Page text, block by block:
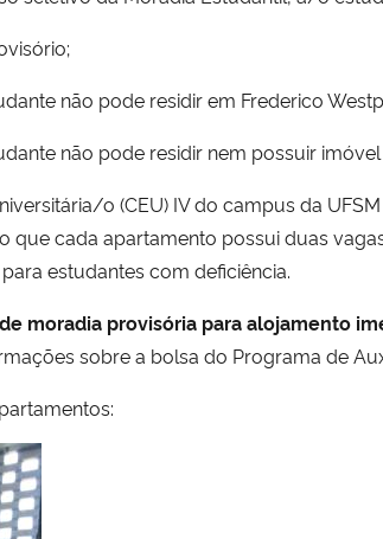
não pode residir em Frederico
não pode residir nem possuir
o (CEU) IV do campus da
que cada apartamento possui duas
estudantes com deficiência.
moradia provisória para alojamento
sobre a bolsa do Programa de